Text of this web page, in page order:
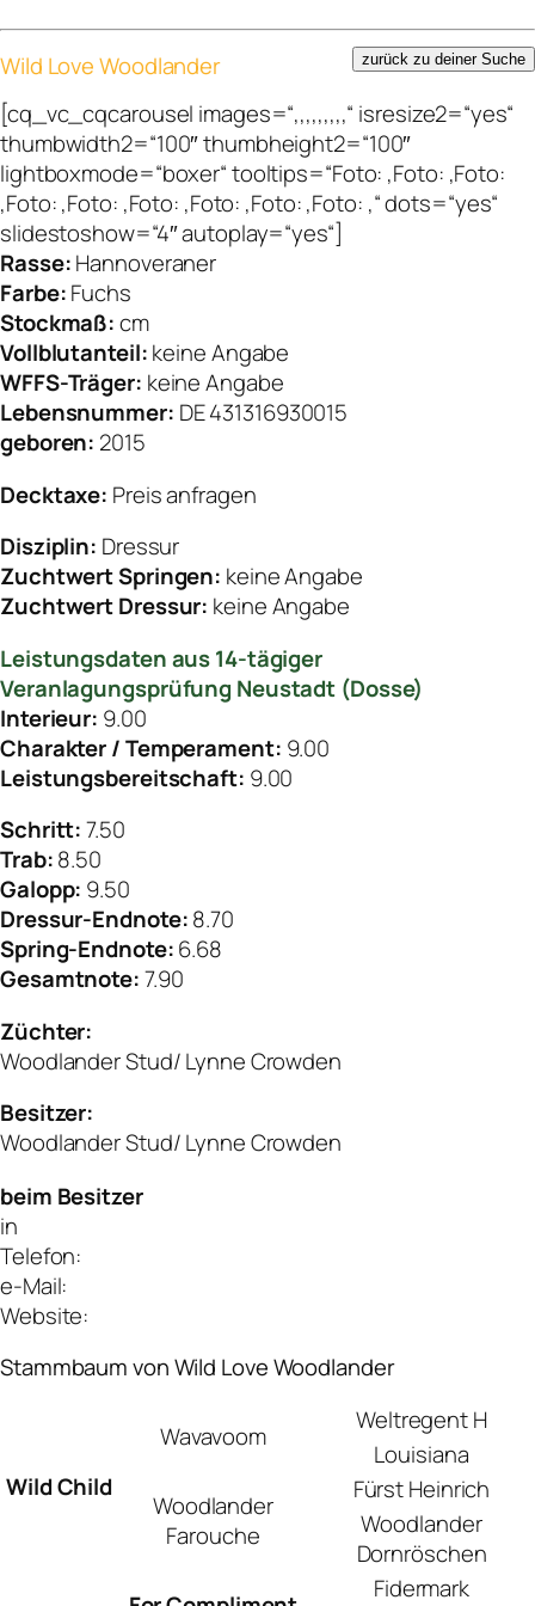
zurück zu deiner Suche
Wild Love Woodlander
[cq_vc_cqcarousel images=“,,,,,,,,,“ isresize2=“yes“
thumbwidth2=“100″ thumbheight2=“100″
lightboxmode=“boxer“ tooltips=“Foto: ,Foto: ,Foto:
,Foto: ,Foto: ,Foto: ,Foto: ,Foto: ,Foto: ,“ dots=“yes“
slidestoshow=“4″ autoplay=“yes“]
Rasse:Hannoveraner
Farbe:Fuchs
Stockmaß:cm
Vollblutanteil:keine Angabe
WFFS-Träger: keine Angabe
Lebensnummer: DE 431316930015
geboren: 2015
Decktaxe: Preis anfragen
Disziplin: Dressur
Zuchtwert Springen: keine Angabe
Zuchtwert Dressur: keine Angabe
Leistungsdaten aus 14-tägiger
Veranlagungsprüfung Neustadt (Dosse)
Interieur: 9.00
Charakter / Temperament: 9.00
Leistungsbereitschaft: 9.00
Schritt:7.50
Trab:8.50
Galopp: 9.50
Dressur-Endnote:8.70
Spring-Endnote:6.68
Gesamtnote:7.90
Züchter:
Woodlander Stud/ Lynne Crowden
Besitzer:
Woodlander Stud/ Lynne Crowden
beim Besitzer
in
Telefon:
e-Mail:
Website:
Stammbaum von Wild Love Woodlander
Wild Child
Wavavoom
Weltregent H
Louisiana
Woodlander
Farouche
Fürst Heinrich
Woodlander
Dornröschen
Fidermark